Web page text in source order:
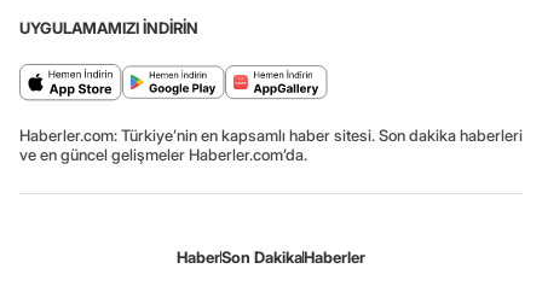
UYGULAMAMIZI İNDİRİN
Haberler.com: Türkiye’nin en kapsamlı haber sitesi. Son dakika haberleri
ve en güncel gelişmeler Haberler.com’da.
HaberSon DakikaHaberler